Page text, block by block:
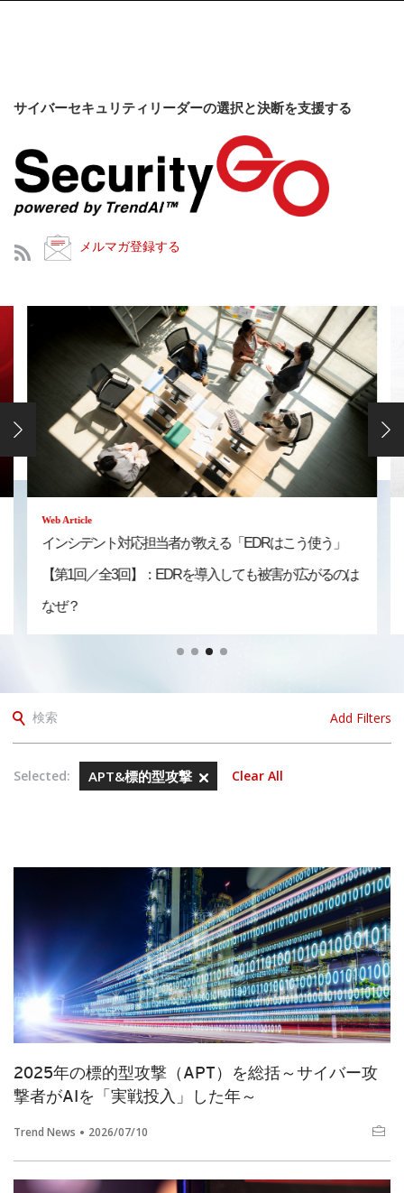
サイバーセキュリティリーダーの選択と決断を支援する
メルマガ登録する
が教える「EDRはこう使う」
を導入しても被害が広がるのは
社長を騙りLINEに誘導する
検索 Add Filters
Selected: APT&標的型攻撃 Clear All
2025年の標的型攻撃（APT）を総括～サイバー攻
撃者がAIを「実戦投入」した年～
Trend News 2026/07/10